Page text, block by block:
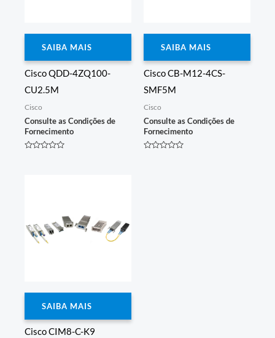
SAIBA MAIS
Cisco QDD-4ZQ100-
CU2.5M
Cisco
Consulte as Condições de
Fornecimento
SAIBA MAIS
Cisco CB-M12-4CS-
SMF5M
Cisco
Consulte as Condições de
Fornecimento
SAIBA MAIS
Cisco CIM8-C-K9